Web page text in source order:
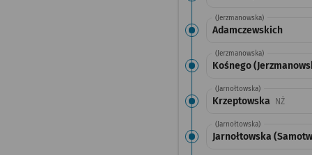
(Jerzmanowska)
Adamczewskich
(Jerzmanowska)
Kośnego
(Jarnołtowska)
Krzeptowska NŻ
(Jarnołtowska)
Jarnołtowska